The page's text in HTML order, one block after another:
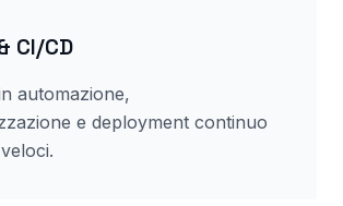
CI/CD
automazione,
e deployment continuo